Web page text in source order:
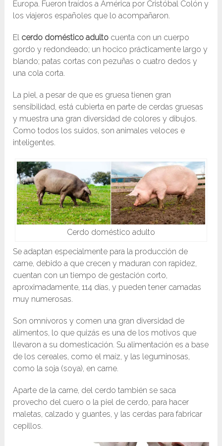
Europa. Fueron traídos a América por Cristóbal Colón y
los viajeros españoles que lo acompañaron.
El cerdo doméstico adulto cuenta con un cuerpo
gordo y redondeado; un hocico prácticamente largo y
blando; patas cortas con pezuñas o cuatro dedos y
una cola corta.
La piel, a pesar de que es gruesa tienen gran
sensibilidad, está cubierta en parte de cerdas gruesas
y muestra una gran diversidad de colores y dibujos.
Como todos los suidos, son animales veloces e
inteligentes.
Cerdo doméstico adulto
Se adaptan especialmente para la producción de
carne, debido a que crecen y maduran con rapidez,
cuentan con un tiempo de gestación corto,
aproximadamente, 114 días, y pueden tener camadas
muy numerosas.
Son omnívoros y comen una gran diversidad de
alimentos, lo que quizás es una de los motivos que
llevaron a su domesticación. Su alimentación es a base
de los cereales, como el maíz, y las leguminosas,
como la soja (soya), en carne.
Aparte de la carne, del cerdo también se saca
provecho del cuero o la piel de cerdo, para hacer
maletas, calzado y guantes, y las cerdas para fabricar
cepillos.